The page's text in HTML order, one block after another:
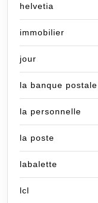
helvetia
immobilier
jour
la banque postale
la personnelle
la poste
labalette
lcl